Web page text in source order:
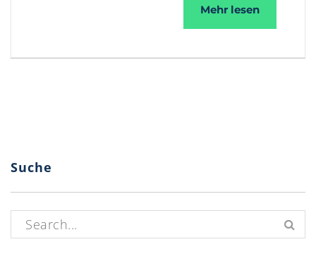
Mehr lesenWorNet
Suche
Suchen nach: